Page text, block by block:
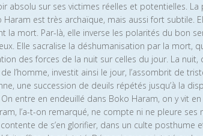
absolu sur ses victimes réelles et potentielles.
Haram est très archaïque, mais aussi fort subtile.
la mort. Par-là, elle inverse les polarités du bon
Elle sacralise la déshumanisation par la mort,
des forces de la nuit sur celles du jour. La
l’homme, investit ainsi le jour, l’assombrit de
une succession de deuils répétés jusqu’à la
On entre en endeuillé dans Boko Haram, on y vit
l’a-t-on remarqué, ne compte ni ne pleure
de s’en glorifier, dans un culte posthume